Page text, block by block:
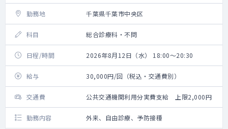
勤務地 千葉県千葉市中央区
科目 総合診療科・不問
日程/時間 2026年8月12日（水） 18:00～20:30
給与 30,000円/回（税込・交通費別）
交通費 公共交通機関利用分実費支給 上限2,000円
勤務内容 外来、自由診療、予防接種